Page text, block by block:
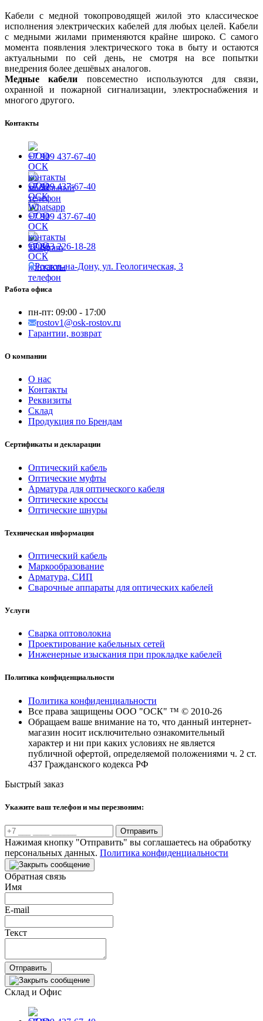
Кабели с медной токопроводящей жилой это классическое
исполнения электрических кабелей для любых целей. Кабели
с медными жилами применяются крайне широко. С самого
момента появления электрического тока в быту и остаются
актуальными по сей день, не смотря на все попытки
внедрения более дешёвых аналогов.
Медные кабели повсеместно используются для связи,
охранной и пожарной сигнализации, электроснабжения и
многого другого.
Контакты
+7 909 437-67-40
+7 909 437-67-40
+7 909 437-67-40
+7 863 226-18-28
Ростов-на-Дону, ул. Геологическая, 3
Работа офиса
пн-пт: 09:00 - 17:00
rostov1@osk-rostov.ru
Гарантии, возврат
О компании
О нас
Контакты
Реквизиты
Склад
Продукция по Брендам
Сертификаты и декларации
Оптический кабель
Оптические муфты
Арматура для оптического кабеля
Оптические кроссы
Оптические шнуры
Техническая информация
Оптический кабель
Маркообразование
Арматура, СИП
Сварочные аппараты для оптических кабелей
Услуги
Сварка оптоволокна
Проектирование кабельных сетей
Инженерные изыскания при прокладке кабелей
Политика конфиденциальности
Политика конфиденциальности
Все права защищены ООО "ОСК" ™ © 2010-26
Обращаем ваше внимание на то, что данный интернет-
магазин носит исключительно ознакомительный
характер и ни при каких условиях не является
публичной офертой, определяемой положениями ч. 2 ст.
437 Гражданского кодекса РФ
Быстрый заказ
Укажите ваш телефон и мы перезвоним:
Отправить
Нажимая кнопку "Отправить" вы соглашаетесь на обработку
персональных данных. Политика конфиденциальности
Обратная связь
Имя
E-mail
Текст
Отправить
Склад и Офис